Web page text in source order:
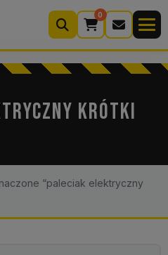
0
22 633 33 11
KRÓTKI
“paleciak elektryczny